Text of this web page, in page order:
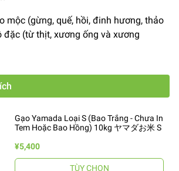
mộc (gừng, quế, hồi, đinh hương, thảo
đặc (từ thịt, xương ống và xương
Gạo Yamada Loại S (Bao Trắng - Chưa In
Tem Hoặc Bao Hồng) 10kg ヤマダお米 S
¥5,400
TÙY CHỌN